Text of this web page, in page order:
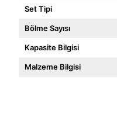
Set Tipi
Bölme Sayısı
Kapasite Bilgisi
Malzeme Bilgisi